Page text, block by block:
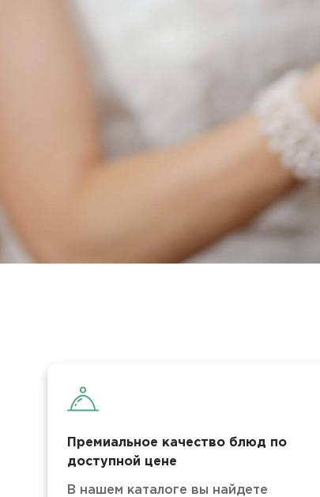
Премиальное качество блюд по
доступной цене
В нашем каталоге вы найдете